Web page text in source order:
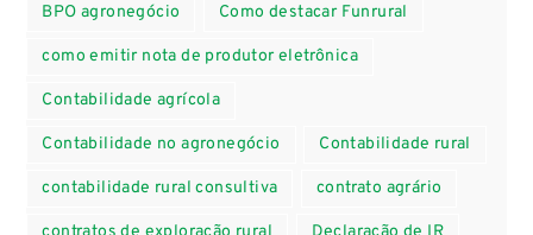
BPO agronegócio Como destacar Funrural
como emitir nota de produtor eletrônica
Contabilidade agrícola
Contabilidade no agronegócio Contabilidade rural
contabilidade rural consultiva contrato agrário